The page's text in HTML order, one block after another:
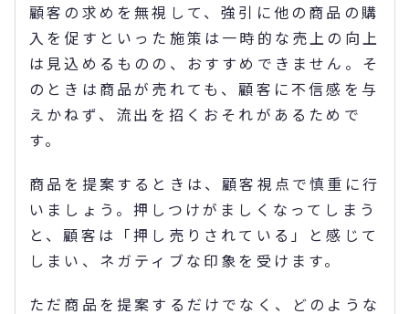
顧客の求めを無視して、強引に他の商品の購
入を促すといった施策は一時的な売上の向上
は見込めるものの、おすすめできません。そ
のときは商品が売れても、顧客に不信感を与
えかねず、流出を招くおそれがあるためで
す。
商品を提案するときは、顧客視点で慎重に行
いましょう。押しつけがましくなってしまう
と、顧客は「押し売りされている」と感じて
しまい、ネガティブな印象を受けます。
ただ商品を提案するだけでなく、どのような